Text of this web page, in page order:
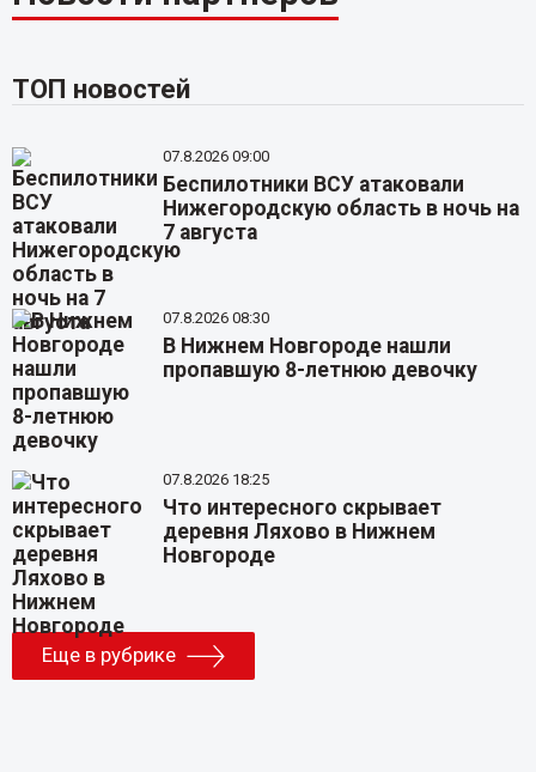
ТОП новостей
07.8.2026 09:00
Беспилотники ВСУ атаковали
Нижегородскую область в ночь на
7 августа
07.8.2026 08:30
В Нижнем Новгороде нашли
пропавшую 8-летнюю девочку
07.8.2026 18:25
Что интересного скрывает
деревня Ляхово в Нижнем
Новгороде
Еще в рубрике